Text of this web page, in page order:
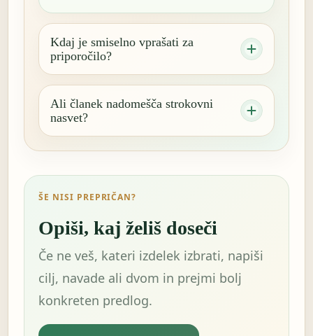
Kdaj je smiselno vprašati za
priporočilo?
Ali članek nadomešča strokovni
nasvet?
ŠE NISI PREPRIČAN?
Opiši, kaj želiš doseči
Če ne veš, kateri izdelek izbrati, napiši
cilj, navade ali dvom in prejmi bolj
konkreten predlog.